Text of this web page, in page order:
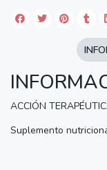
ACCIÓN
Suplemento